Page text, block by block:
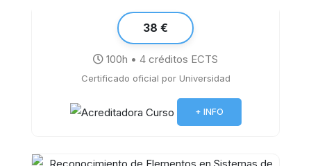
Competencias Digitales Básicas
38 €
100h • 4 créditos ECTS
Certificado oficial por Universidad
+ INFO